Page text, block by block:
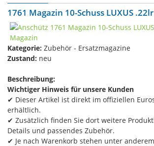
1761 Magazin 10-Schuss LUXUS​
Kategorie: Zubehör - Ersatzmagazine
Zustand: neu
Beschreibung:
Wichtiger Hinweis für unsere Kunden
✔ Dieser Artikel ist direkt im offiziellen
erhältlich.
✔ Zusätzlich finden Sie dort weitere
Details und passendes Zubehör.
✔ Je nach Warenkorb stehen unter